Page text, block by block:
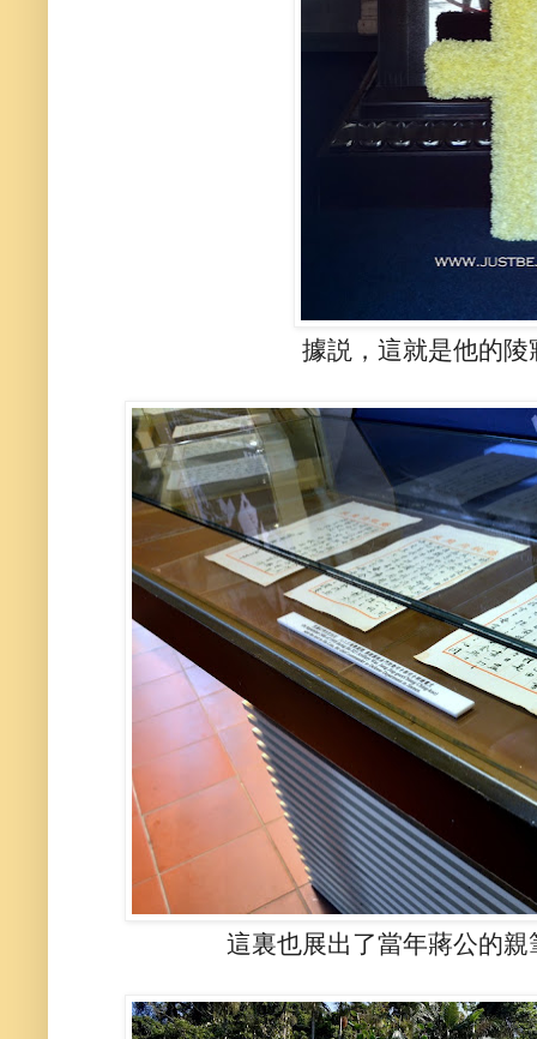
據説，這就是他的
這裏也展出了當年蔣公的